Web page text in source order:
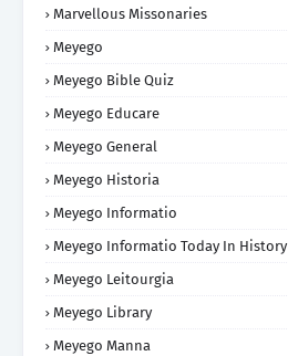
Marvellous Missonaries
Meyego
Meyego Bible Quiz
Meyego Educare
Meyego General
Meyego Historia
Meyego Informatio
Meyego Informatio Today In History
Meyego Leitourgia
Meyego Library
Meyego Manna